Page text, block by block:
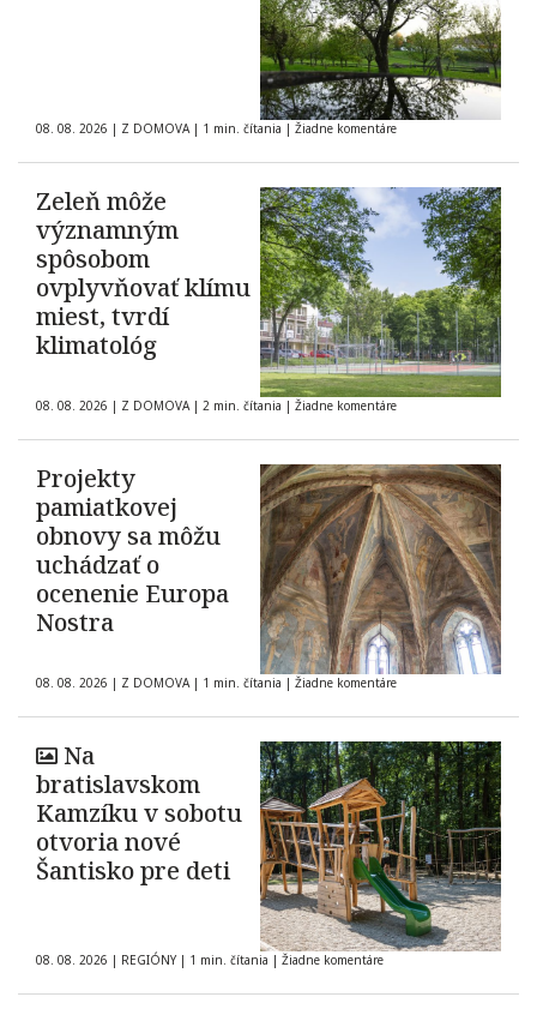
08. 08. 2026 | Z DOMOVA | 1 min. čítania | Žiadne komentáre
Zeleň môže
významným
spôsobom
ovplyvňovať klímu
miest, tvrdí
klimatológ
08. 08. 2026 | Z DOMOVA | 2 min. čítania | Žiadne komentáre
Projekty
pamiatkovej
obnovy sa môžu
uchádzať o
ocenenie Europa
Nostra
08. 08. 2026 | Z DOMOVA | 1 min. čítania | Žiadne komentáre
Na
bratislavskom
Kamzíku v sobotu
otvoria nové
Šantisko pre deti
08. 08. 2026 | REGIÓNY | 1 min. čítania | Žiadne komentáre